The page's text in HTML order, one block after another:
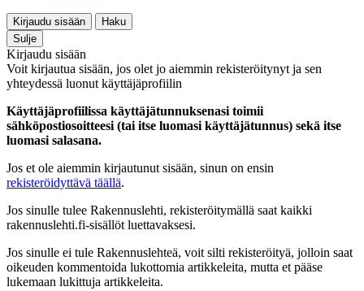
Kirjaudu sisään
Haku
Sulje
Kirjaudu sisään
Voit kirjautua sisään, jos olet jo aiemmin rekisteröitynyt ja sen
yhteydessä luonut käyttäjäprofiilin
Käyttäjäprofiilissa käyttäjätunnuksenasi toimii
sähköpostiosoitteesi (tai itse luomasi käyttäjätunnus) sekä itse
luomasi salasana.
Jos et ole aiemmin kirjautunut sisään, sinun on ensin
rekisteröidyttävä täällä.
Jos sinulle tulee Rakennuslehti, rekisteröitymällä saat kaikki
rakennuslehti.fi-sisällöt luettavaksesi.
Jos sinulle ei tule Rakennuslehteä, voit silti rekisteröityä, jolloin saat
oikeuden kommentoida lukottomia artikkeleita, mutta et pääse
lukemaan lukittuja artikkeleita.